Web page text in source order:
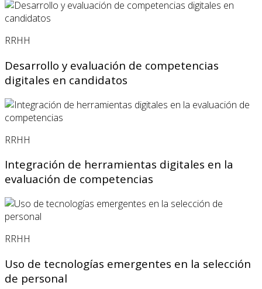
RRHH
Desarrollo y evaluación de competencias
digitales en candidatos
RRHH
Integración de herramientas digitales en la
evaluación de competencias
RRHH
Uso de tecnologías emergentes en la selección
de personal